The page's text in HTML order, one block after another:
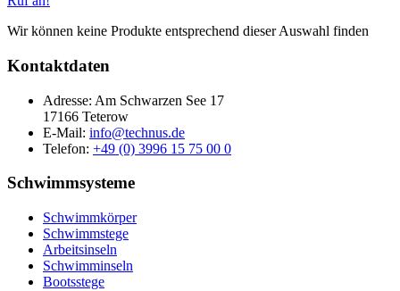
Wir können keine Produkte entsprechend dieser Auswahl finden
Kontaktdaten
Adresse: Am Schwarzen See 17
17166 Teterow
E-Mail: info@technus.de
Telefon: +49 (0) 3996 15 75 00 0
Schwimmsysteme
Schwimmkörper
Schwimmstege
Arbeitsinseln
Schwimminseln
Bootsstege